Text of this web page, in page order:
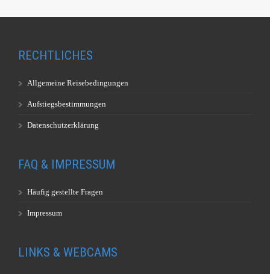
RECHTLICHES
Allgemeine Reisebedingungen
Aufstiegsbestimmungen
Datenschutzerklärung
FAQ & IMPRESSUM
Häufig gestellte Fragen
Impressum
LINKS & WEBCAMS